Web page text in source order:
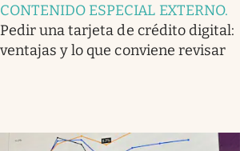
CONTENIDO ESPECIAL EXTERNO.
Pedir una tarjeta de crédito digital:
ventajas y lo que conviene revisar